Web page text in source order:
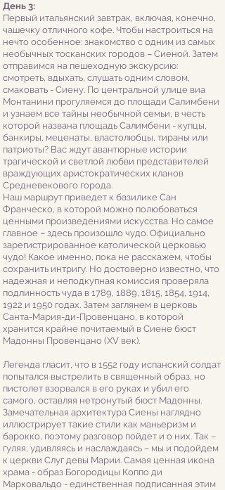
День 3:
Первый итальянский завтрак, включая, конечно,
чашечку отличного кофе. Чтобы настроиться на
нечто особенное: знакомство с одним из самых
необычных тосканских городов – Сиеной. Затем
отправимся на пешеходную экскурсию:
смотреть, вдыхать, слушать одним словом,
смаковать - Сиену. По центральной улице виа
Монтанини прогуляемся до площади Салимбени
и узнаем все тайны необычной семьи, в честь
которой названа площадь Салимбени - купцы,
банкиры, меценаты, властолюбцы, тираны или
патриоты? Вас ждут авантюрные истории
трагической и светлой любви представителей
враждующих аристократических кланов
Средневекового города.
Наш маршрут приведет к базилике Сан
Франческо, в которой можно полюбоваться
ценными произведениями искусства. Но самое
главное – здесь произошло чудо. Официально
зарегистрированное католической церковью
чудо! Какое именно, пока не расскажем, чтобы
сохранить интригу. Но достоверно известно, что
надежная и неподкупная комиссия проверяла
подлинность чуда в 1789, 1889, 1815, 1854, 1914,
1922 и 1950 годах. Затем заглянем в церковь
Санта-Мария-ди-Провенцано, в которой
хранится крайне почитаемый в Сиене бюст
Мадонны Провенцано (XV век).
Легенда гласит, что в 1552 году испанский солдат
попытался выстрелить в священный образ, но
пистолет взорвался в его руках и убил его
самого, оставляя нетронутый бюст Мадонны.
Замечательная архитектура Сиены наглядно
иллюстрирует такие стили как маньеризм и
барокко, поэтому разговор пойдет и о них. Так –
гуляя, удивляясь и наслаждаясь – мы и подойдем
к церкви Слуг девы Марии. Самая ценная икона
храма - образ Богородицы Коппо ди
Марковальдо - единственная подписанная этим